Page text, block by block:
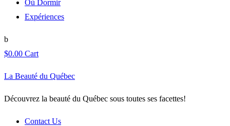
Où Dormir
Expériences
$0.00 Cart
La Beauté du Québec
Découvrez la beauté du Québec sous toutes ses facettes!
Contact Us